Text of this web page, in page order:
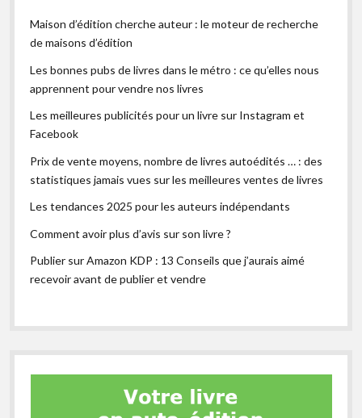
Maison d’édition cherche auteur : le moteur de recherche
de maisons d’édition
Les bonnes pubs de livres dans le métro : ce qu’elles nous
apprennent pour vendre nos livres
Les meilleures publicités pour un livre sur Instagram et
Facebook
Prix de vente moyens, nombre de livres autoédités … : des
statistiques jamais vues sur les meilleures ventes de livres
Les tendances 2025 pour les auteurs indépendants
Comment avoir plus d’avis sur son livre ?
Publier sur Amazon KDP : 13 Conseils que j’aurais aimé
recevoir avant de publier et vendre